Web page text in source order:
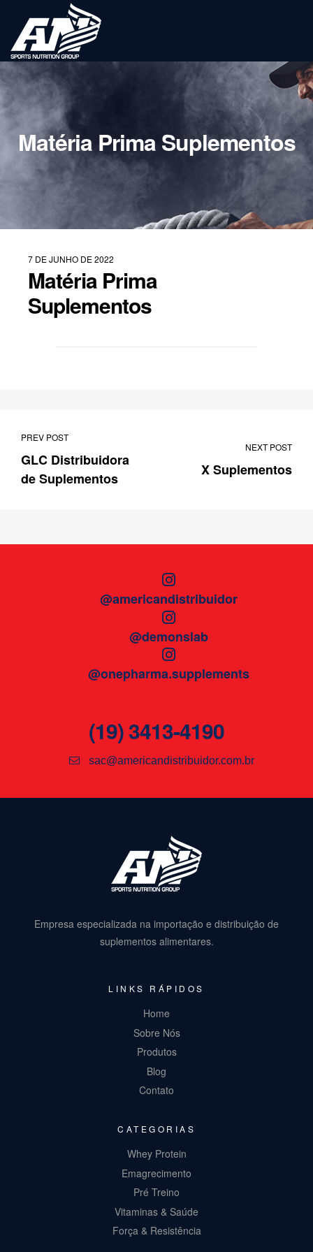
Matéria Prima Suplementos
7 DE JUNHO DE 2022
Matéria Prima
Suplementos
PREV POST
GLC Distribuidora
de Suplementos
NEXT POST
X Suplementos
@americandistribuidor
@demonslab
@onepharma.supplements
(19) 3413-4190
sac@americandistribuidor.com.br
Empresa especializada na importação e distribuição de
suplementos alimentares.
LINKS RÁPIDOS
Home
Sobre Nós
Produtos
Blog
Contato
CATEGORIAS
Whey Protein
Emagrecimento
Pré Treino
Vitaminas & Saúde
Força & Resistência